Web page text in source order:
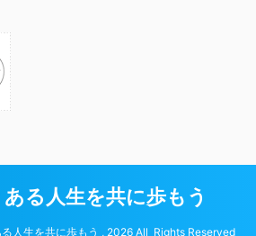
る人生を共に歩もう
人生を共に歩もう , 2026 All Rights Reserved